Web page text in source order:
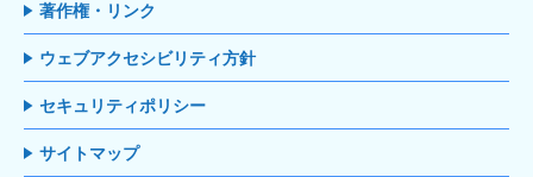
著作権・リンク
ウェブアクセシビリティ方針
セキュリティポリシー
サイトマップ